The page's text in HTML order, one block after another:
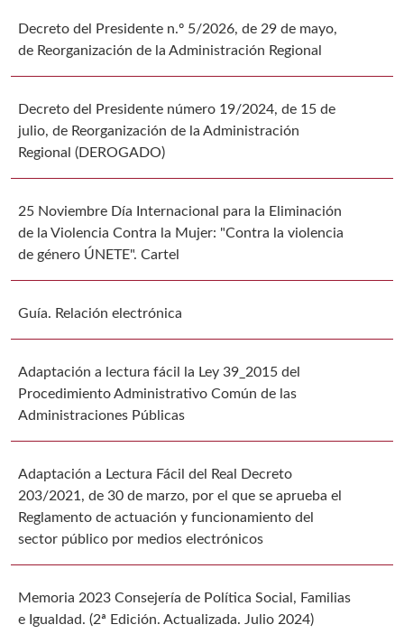
Decreto del Presidente n.º 5/2026, de 29 de mayo,
de Reorganización de la Administración Regional
Decreto del Presidente número 19/2024, de 15 de
julio, de Reorganización de la Administración
Regional (DEROGADO)
25 Noviembre Día Internacional para la Eliminación
de la Violencia Contra la Mujer: "Contra la violencia
de género ÚNETE". Cartel
Guía. Relación electrónica
Adaptación a lectura fácil la Ley 39_2015 del
Procedimiento Administrativo Común de las
Administraciones Públicas
Adaptación a Lectura Fácil del Real Decreto
203/2021, de 30 de marzo, por el que se aprueba el
Reglamento de actuación y funcionamiento del
sector público por medios electrónicos
Memoria 2023 Consejería de Política Social, Familias
e Igualdad. (2ª Edición. Actualizada. Julio 2024)